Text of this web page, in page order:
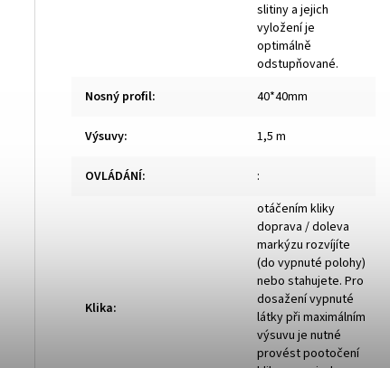
slitiny a jejich
vyložení je
optimálně
odstupňované.
Nosný profil: 40*40mm
Výsuvy: 1,5 m
OVLÁDÁNÍ: :
Klika:
otáčením kliky
doprava / doleva
markýzu rozvíjíte
(do vypnuté polohy)
nebo stahujete. Pro
dosažení vypnuté
látky při maximálním
výsuvu je nutné
provést pootočení